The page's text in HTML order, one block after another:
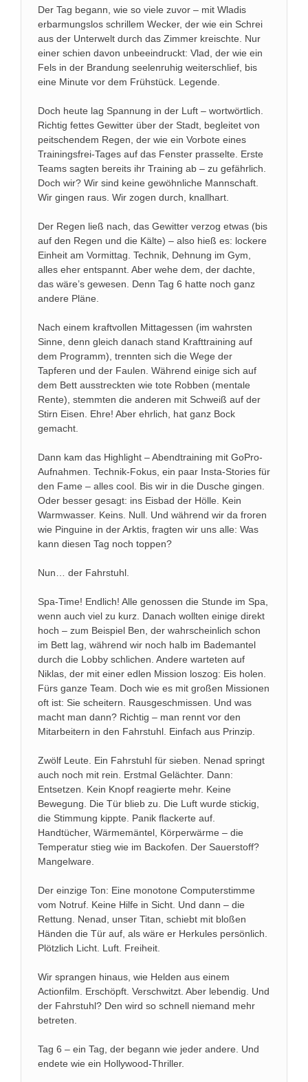
Der Tag begann, wie so viele zuvor – mit Wladis
erbarmungslos schrillem Wecker, der wie ein Schrei
aus der Unterwelt durch das Zimmer kreischte. Nur
einer schien davon unbeeindruckt: Vlad, der wie ein
Fels in der Brandung seelenruhig weiterschlief, bis
eine Minute vor dem Frühstück. Legende.
Doch heute lag Spannung in der Luft – wortwörtlich.
Richtig fettes Gewitter über der Stadt, begleitet von
peitschendem Regen, der wie ein Vorbote eines
Trainingsfrei-Tages auf das Fenster prasselte. Erste
Teams sagten bereits ihr Training ab – zu gefährlich.
Doch wir? Wir sind keine gewöhnliche Mannschaft.
Wir gingen raus. Wir zogen durch, knallhart.
Der Regen ließ nach, das Gewitter verzog etwas (bis
auf den Regen und die Kälte) – also hieß es: lockere
Einheit am Vormittag. Technik, Dehnung im Gym,
alles eher entspannt. Aber wehe dem, der dachte,
das wäre’s gewesen. Denn Tag 6 hatte noch ganz
andere Pläne.
Nach einem kraftvollen Mittagessen (im wahrsten
Sinne, denn gleich danach stand Krafttraining auf
dem Programm), trennten sich die Wege der
Tapferen und der Faulen. Während einige sich auf
dem Bett ausstreckten wie tote Robben (mentale
Rente), stemmten die anderen mit Schweiß auf der
Stirn Eisen. Ehre! Aber ehrlich, hat ganz Bock
gemacht.
Dann kam das Highlight – Abendtraining mit GoPro-
Aufnahmen. Technik-Fokus, ein paar Insta-Stories für
den Fame – alles cool. Bis wir in die Dusche gingen.
Oder besser gesagt: ins Eisbad der Hölle. Kein
Warmwasser. Keins. Null. Und während wir da froren
wie Pinguine in der Arktis, fragten wir uns alle: Was
kann diesen Tag noch toppen?
Nun… der Fahrstuhl.
Spa-Time! Endlich! Alle genossen die Stunde im Spa,
wenn auch viel zu kurz. Danach wollten einige direkt
hoch – zum Beispiel Ben, der wahrscheinlich schon
im Bett lag, während wir noch halb im Bademantel
durch die Lobby schlichen. Andere warteten auf
Niklas, der mit einer edlen Mission loszog: Eis holen.
Fürs ganze Team. Doch wie es mit großen Missionen
oft ist: Sie scheitern. Rausgeschmissen. Und was
macht man dann? Richtig – man rennt vor den
Mitarbeitern in den Fahrstuhl. Einfach aus Prinzip.
Zwölf Leute. Ein Fahrstuhl für sieben. Nenad springt
auch noch mit rein. Erstmal Gelächter. Dann:
Entsetzen. Kein Knopf reagierte mehr. Keine
Bewegung. Die Tür blieb zu. Die Luft wurde stickig,
die Stimmung kippte. Panik flackerte auf.
Handtücher, Wärmemäntel, Körperwärme – die
Temperatur stieg wie im Backofen. Der Sauerstoff?
Mangelware.
Der einzige Ton: Eine monotone Computerstimme
vom Notruf. Keine Hilfe in Sicht. Und dann – die
Rettung. Nenad, unser Titan, schiebt mit bloßen
Händen die Tür auf, als wäre er Herkules persönlich.
Plötzlich Licht. Luft. Freiheit.
Wir sprangen hinaus, wie Helden aus einem
Actionfilm. Erschöpft. Verschwitzt. Aber lebendig. Und
der Fahrstuhl? Den wird so schnell niemand mehr
betreten.
Tag 6 – ein Tag, der begann wie jeder andere. Und
endete wie ein Hollywood-Thriller.